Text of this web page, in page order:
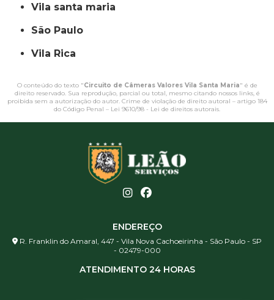
vila santa maria
São Paulo
Vila Rica
O conteúdo do texto "Circuito de Câmeras Valores Vila Santa Maria" é de
direito reservado. Sua reprodução, parcial ou total, mesmo citando nossos links, é
proibida sem a autorização do autor. Crime de violação de direito autoral – artigo 184
do Código Penal – Lei 9610/98 - Lei de direitos autorais.
ENDEREÇO
R. Franklin do Amaral, 447 - Vila Nova Cachoeirinha - São Paulo - SP
- 02479-000
ATENDIMENTO 24 HORAS